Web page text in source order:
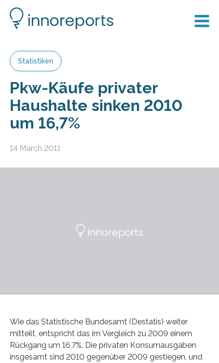
Statistiken
Pkw-Käufe privater
Haushalte sinken 2010
um 16,7%
14 March 2011
Wie das Statistische Bundesamt (Destatis) weiter
mitteilt, entspricht das im Vergleich zu 2009 einem
Rückgang um 16,7%. Die privaten Konsumausgaben
insgesamt sind 2010 gegenüber 2009 gestiegen, und